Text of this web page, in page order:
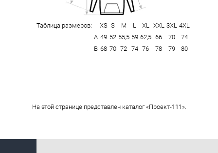
Таблица размеров: XS S M L XL XXL 3XL 4XL
А 49 52 55,5 59 62,5 66 70
74
В 68 70 72 74 76 78 79 80
На этой странице представлен каталог «Проект-111».